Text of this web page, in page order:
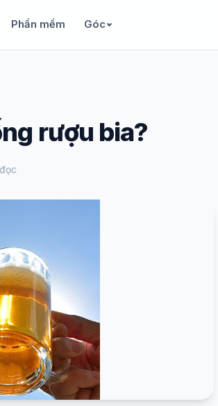
Phần mềm Góc
rượu bia?